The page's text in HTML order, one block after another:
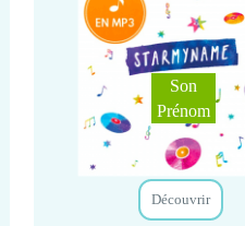
Son
Prénom
Découvrir